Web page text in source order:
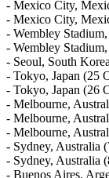
- Mexico City,
- Mexico City,
- Wembley
- Wembley
- Seoul, South
- Tokyo, Japan (25
- Tokyo, Japan (26
- Melbourne,
- Melbourne,
- Melbourne,
- Sydney, Australia
- Sydney, Australia
- Buenos Aires,